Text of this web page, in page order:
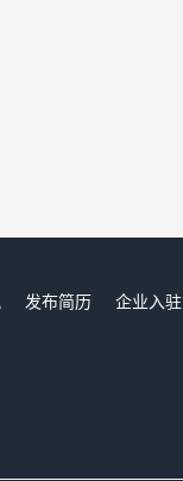
发布简历 企业入驻